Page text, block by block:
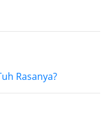
Rasanya?